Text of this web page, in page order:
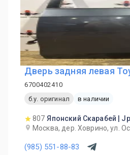
Дверь задняя левая
6700402410
б.у. оригинал
в наличии
807 Японский Скарабей |
Москва, дер. Ховрино, ул.
(985) 551-88-83